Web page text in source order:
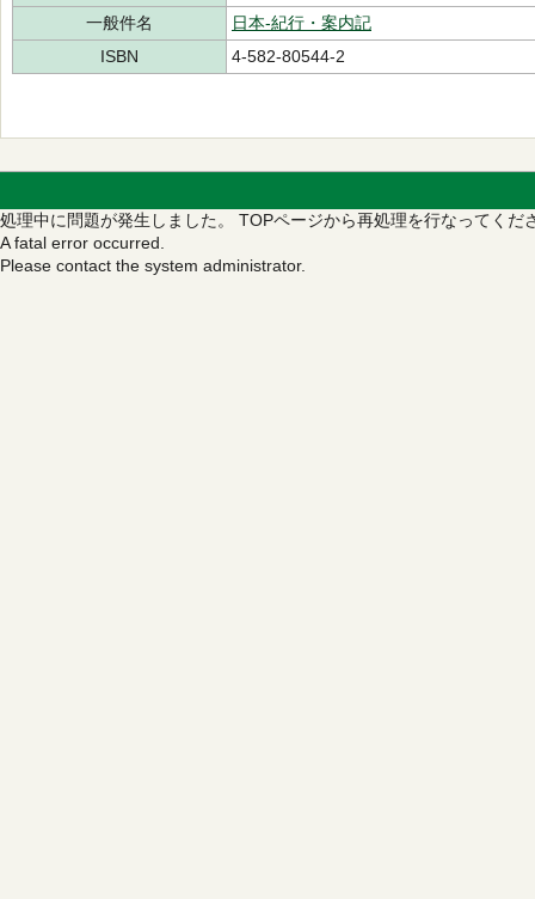
一般件名
日本‐紀行・案内記
ISBN
4-582-80544-2
処理中に問題が発生しました。 TOPページから再処理を行なってくだ
A fatal error occurred.
Please contact the system administrator.